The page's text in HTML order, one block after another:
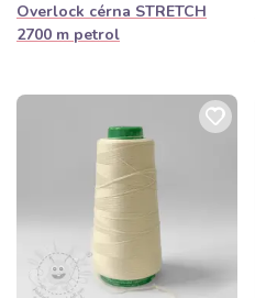
Overlock cérna STRETCH
2700 m petrol